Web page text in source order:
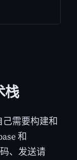
栈
需要构建和
和
、发送请